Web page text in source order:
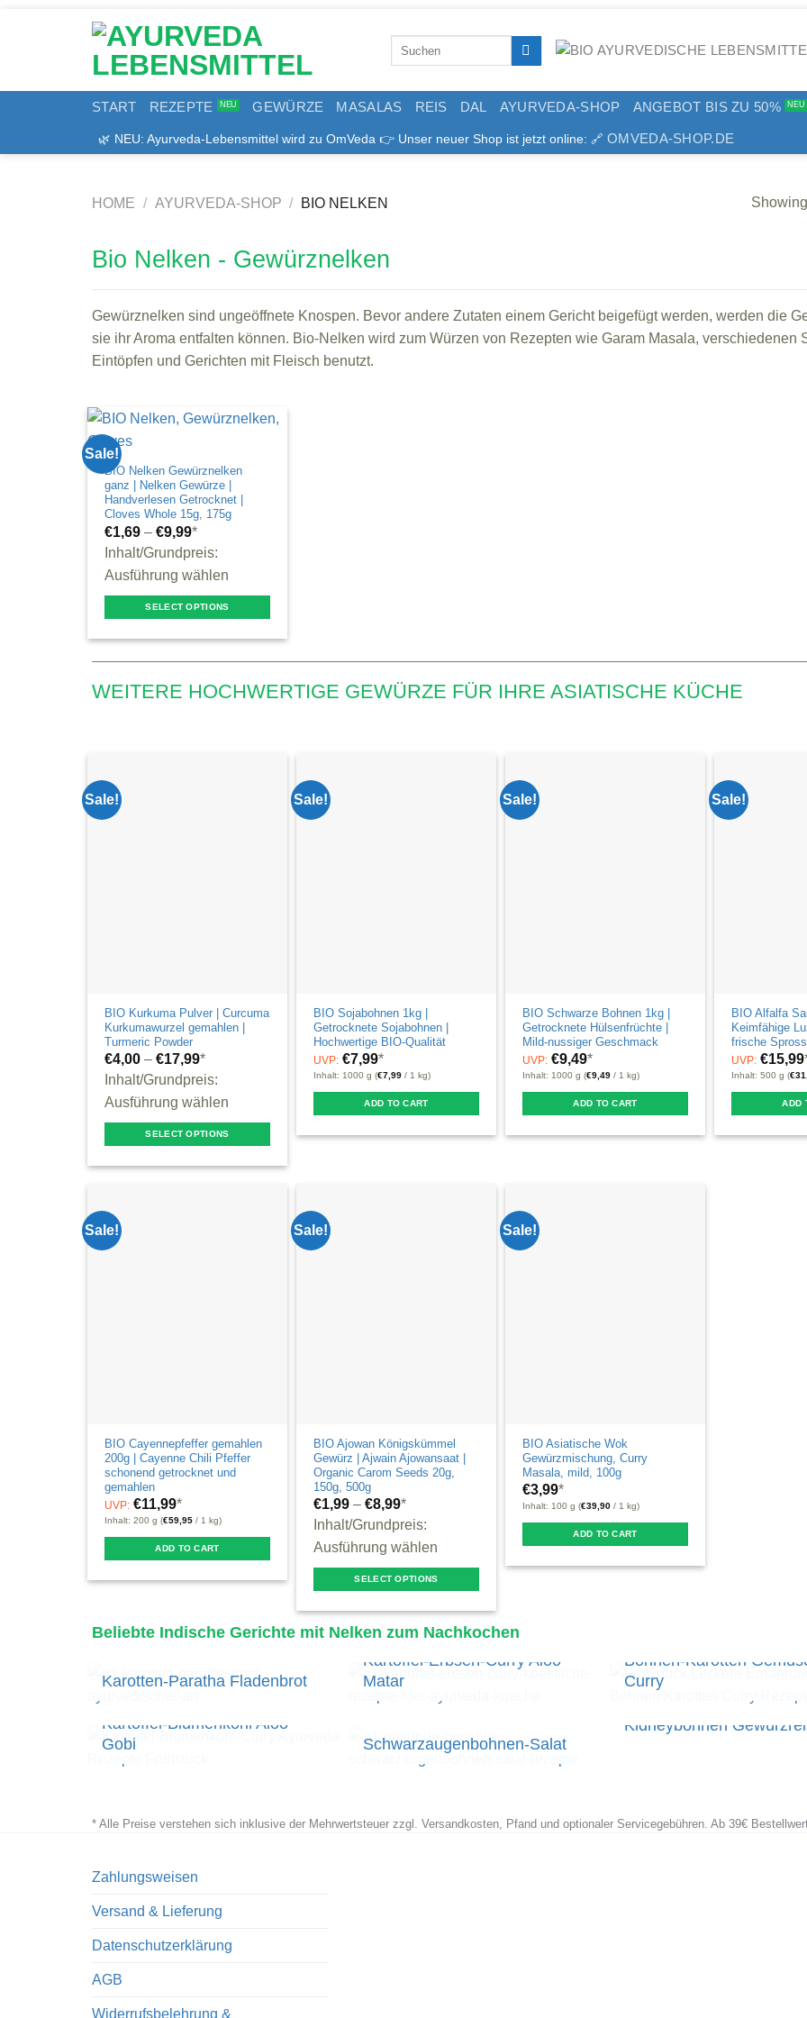
START REZEPTE GEWÜRZE MASALAS REIS DAL AYURVEDA-SHOP ANGEBOT BIS ZU 50%
🌿 NEU: Ayurveda-Lebensmittel wird zu OmVeda 👉 Unser neuer Shop ist jetzt online: 🔗 OMVEDA-SHOP.DE
HOME / AYURVEDA-SHOP / BIO NELKEN
Bio Nelken - Gewürznelken
Gewürznelken sind ungeöffnete Knospen. Bevor andere Zutaten einem Gericht beigefügt werden, werden die
sie ihr Aroma entfalten können. Bio-Nelken wird zum Würzen von Rezepten wie Garam Masala, verschiedenen
Eintöpfen und Gerichten mit Fleisch benutzt.
Sale!
BIO Nelken Gewürznelken
ganz | Nelken Gewürze |
Handverlesen Getrocknet |
Cloves Whole 15g, 175g
€1,69 –€9,99*
Inhalt/Grundpreis:
Ausführung wählen
SELECT OPTIONS
multiple
may
be
WEITERE HOCHWERTIGE GEWÜRZE FÜR IHRE ASIATISCHE KÜCHE
Sale!
BIO Kurkuma Pulver | Curcuma
Kurkumawurzel gemahlen |
Turmeric Powder
€4,00 –€17,99*
Inhalt/Grundpreis:
Ausführung wählen
SELECT OPTIONS
multiple
variants.
page
Sale!
BIO Sojabohnen 1kg |
Getrocknete Sojabohnen |
Hochwertige BIO-Qualität
UVP: €7,99*
Inhalt: 1000 g (€7,99 / 1 kg)
ADD TO CART
Sale!
BIO Schwarze Bohnen 1kg |
Getrocknete Hülsenfrüchte |
Mild-nussiger Geschmack
UVP: €9,49*
Inhalt: 1000 g (€9,49 / 1 kg)
ADD TO CART
Sale!
BIO Alfalfa
Keimfähige
frische
UVP: €15,99
Inhalt: 500 g (€
ADD
Sale!
BIO Cayennepfeffer gemahlen
200g | Cayenne Chili Pfeffer
schonend getrocknet und
gemahlen
UVP: €11,99*
Inhalt: 200 g (€59,95 / 1 kg)
ADD TO CART
Sale!
BIO Ajowan Königskümmel
Gewürz | Ajwain Ajowansaat |
Organic Carom Seeds 20g,
150g, 500g
€1,99 –€8,99*
Inhalt/Grundpreis:
Ausführung wählen
SELECT OPTIONS
product
variants.
on
Sale!
BIO Asiatische Wok
Gewürzmischung, Curry
Masala, mild, 100g
€3,99*
Inhalt: 100 g (€39,90 / 1 kg)
ADD TO CART
Beliebte Indische Gerichte mit Nelken zum Nachkochen
Karotten-Paratha Fladenbrot
Kartoffel-Erbsen-Curry Aloo
Matar
Bohnen-Karotten
Curry
Kartoffel-Blumenkohl Aloo
Gobi
Schwarzaugenbohnen-Salat
Kidneybohnen
* Alle Preise verstehen sich inklusive der Mehrwertsteuer zzgl. Versandkosten, Pfand und optionaler Servicegebühren. Ab 39€
Zahlungsweisen
Versand & Lieferung
Datenschutzerklärung
AGB
Widerrufsbelehrung &